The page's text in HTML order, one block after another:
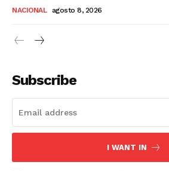
NACIONAL agosto 8, 2026
Subscribe
I WANT IN